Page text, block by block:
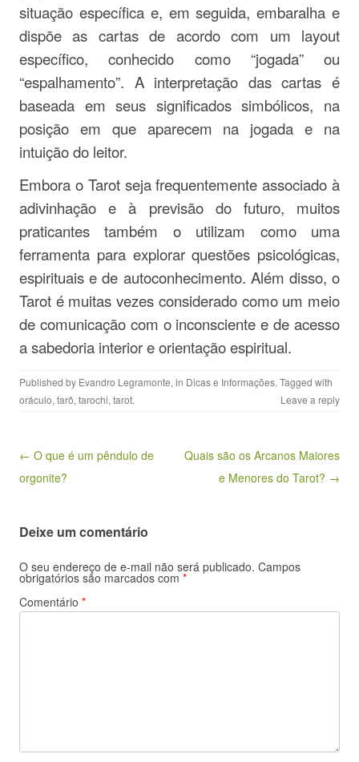
situação específica e, em seguida, embaralha e
dispõe as cartas de acordo com um layout
específico, conhecido como “jogada” ou
“espalhamento”. A interpretação das cartas é
baseada em seus significados simbólicos, na
posição em que aparecem na jogada e na
intuição do leitor.
Embora o Tarot seja frequentemente associado à
adivinhação e à previsão do futuro, muitos
praticantes também o utilizam como uma
ferramenta para explorar questões psicológicas,
espirituais e de autoconhecimento. Além disso, o
Tarot é muitas vezes considerado como um meio
de comunicação com o inconsciente e de acesso
a sabedoria interior e orientação espiritual.
Published by Evandro Legramonte, in Dicas e Informações. Tagged with
oráculo, tarô, tarochi, tarot. Leave a reply
Post navigation
← O que é um pêndulo de
orgonite?
Quais são os Arcanos Maiores
e Menores do Tarot? →
Deixe um comentário
O seu endereço de e-mail não será publicado. Campos
obrigatórios são marcados com *
Comentário *